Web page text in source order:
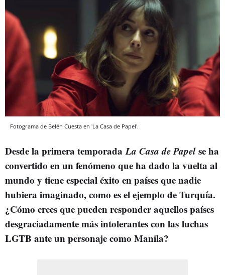
Fotograma de Belén Cuesta en 'La Casa de Papel'.
Desde la primera temporadaLa Casa de Papelse ha
convertido en un fenómeno que ha dado la vuelta al
mundo y tiene especial éxito en países que nadie
hubiera imaginado, como es el ejemplo de Turquía.
¿Cómo crees que pueden responder aquellos países
desgraciadamente más intolerantes con las luchas
LGTB ante un personaje como Manila?